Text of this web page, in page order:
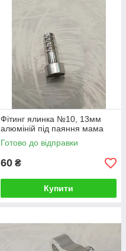
Фітинг ялинка №10, 13мм
алюміній під паяння мама
Готово до відправки
60 ₴
Купити